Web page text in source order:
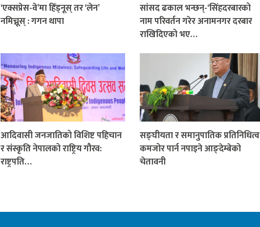
‘एक्सप्रेस-वे’मा हिँड्नूस् तर ‘लेन’
नमिच्नूस् : गगन थापा
सांसद ढकाल भन्छन्-‘सिंहदरबारको
नाम परिवर्तन गरेर अनामनगर दरबार
राखिदिएको भए…
आदिवासी जनजातिको विशिष्ट पहिचान
र संस्कृति नेपालको राष्ट्रिय गौरव:
राष्ट्रपति…
सङ्घीयता र समानुपातिक प्रतिनिधित्व
कमजोर पार्न नपाइने आङ्देम्बेको
चेतावनी